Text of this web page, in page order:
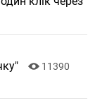
11390